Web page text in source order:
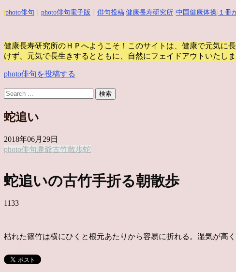
photo俳句 photo俳句電子版 俳句投稿 健康長寿研究所 中国健康体操 １冊
健康長寿研究所のＨＰへようこそ！このサイトは、健康で元気に
けず、元気で長生きするとともに、自然にフェイドアウトいたしま
photo俳句を投稿する
蛇追い
2018年06月29日
photo俳句 勝爺古竹散歩蛇
蛇追いの古竹手折る朝散歩
1133
枯れた篠竹は横にひくと根元あたりから容易に折れる。湿気が高